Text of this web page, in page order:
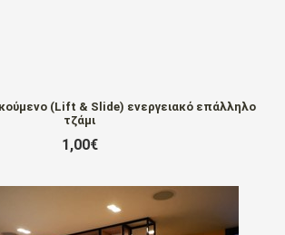
(Lift & Slide) ενεργειακό επάλληλο
τζάμι
1,00€